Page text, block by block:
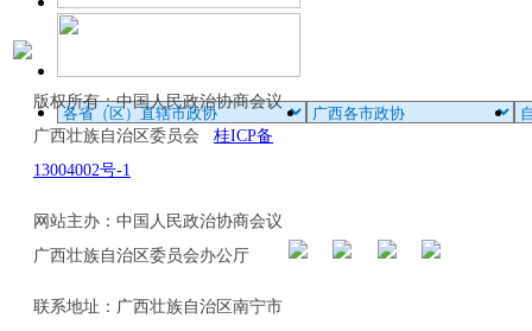
版权所有：中国人民政治协商会议
广西壮族自治区委员会 桂ICP备
13004002号-1
网站主办：中国人民政治协商会议
广西壮族自治区委员会办公厅
联系地址：广西壮族自治区南宁市